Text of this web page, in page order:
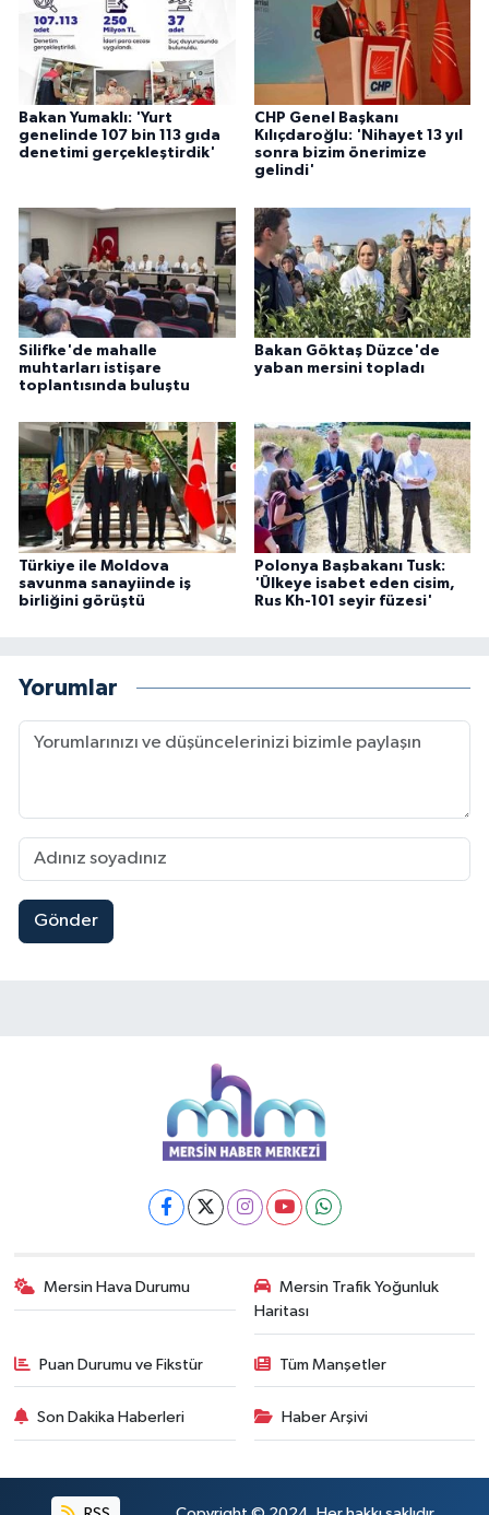
Bakan Yumaklı: 'Yurt
genelinde 107 bin 113 gıda
denetimi gerçekleştirdik'
CHP Genel Başkanı
Kılıçdaroğlu: 'Nihayet 13 yıl
sonra bizim önerimize
gelindi'
Silifke'de mahalle
muhtarları istişare
toplantısında buluştu
Bakan Göktaş Düzce'de
yaban mersini topladı
Türkiye ile Moldova
savunma sanayiinde iş
birliğini görüştü
Polonya Başbakanı Tusk:
'Ülkeye isabet eden cisim,
Rus Kh-101 seyir füzesi'
Yorumlar
Gönder
Mersin Hava Durumu
Mersin Trafik Yoğunluk
Haritası
Puan Durumu ve Fikstür Tüm Manşetler
Son Dakika Haberleri Haber Arşivi